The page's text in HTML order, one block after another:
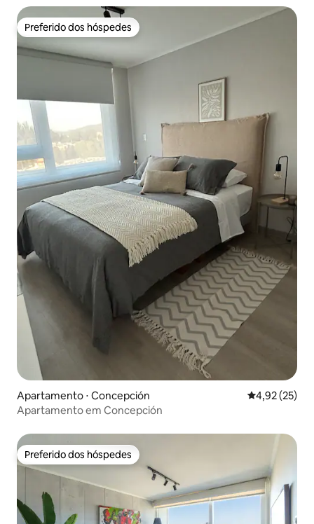
Preferido dos hóspedes
Preferido dos hóspedes
Apartamento ⋅ Concepción 4,92 de uma
4,92 (25)
Apartamento em Concepción
Preferido dos hóspedes
Preferido dos hóspedes